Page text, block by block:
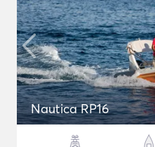
Nautica RP16